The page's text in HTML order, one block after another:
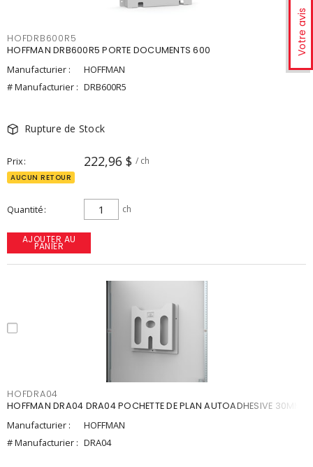
Votre avis
HOFDRB600R5
HOFFMAN DRB600R5 PORTE DOCUMENTS 600
Manufacturier :
HOFFMAN
# Manufacturier : DRB600R5
Rupture de Stock
Prix 222,96 $ / ch
AUCUN RETOUR
Quantité ch
AJOUTER AU
PANIER
HOFDRA04
HOFFMAN DRA04 DRA04 POCHETTE DE PLAN AUTOADHESIVE 30MM
Manufacturier :
HOFFMAN
# Manufacturier : DRA04